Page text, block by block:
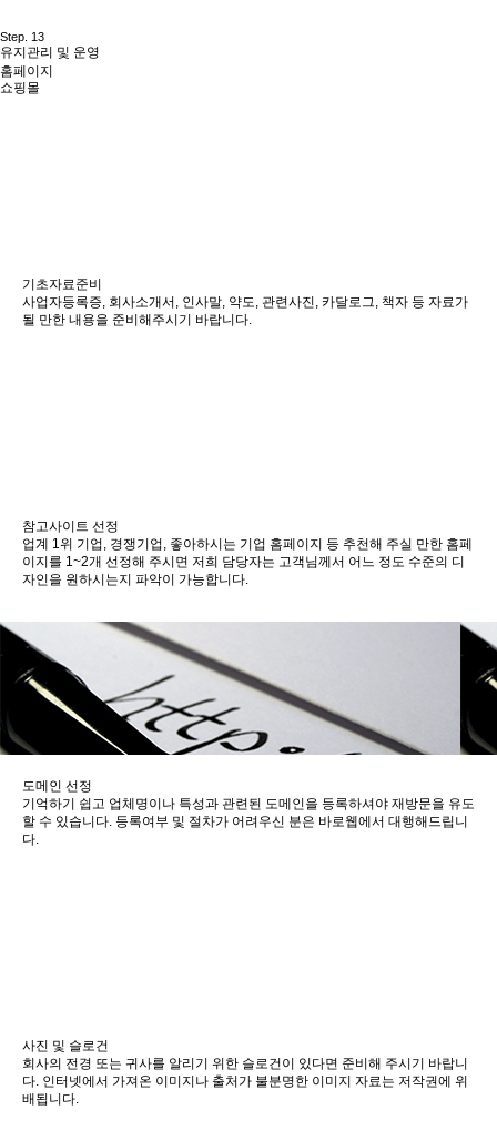
Step. 13
유지관리 및 운영
홈페이지
쇼핑몰
기초자료준비
사업자등록증, 회사소개서, 인사말, 약도, 관련사진, 카달로그, 책자 등 자료가
될 만한 내용을 준비해주시기 바랍니다.
참고사이트 선정
업계 1위 기업, 경쟁기업, 좋아하시는 기업 홈페이지 등 추천해 주실 만한 홈페
이지를 1~2개 선정해 주시면 저희 담당자는 고객님께서 어느 정도 수준의 디
자인을 원하시는지 파악이 가능합니다.
도메인 선정
기억하기 쉽고 업체명이나 특성과 관련된 도메인을 등록하셔야 재방문을 유도
할 수 있습니다. 등록여부 및 절차가 어려우신 분은 바로웹에서 대행해드립니
다.
사진 및 슬로건
회사의 전경 또는 귀사를 알리기 위한 슬로건이 있다면 준비해 주시기 바랍니
다. 인터넷에서 가져온 이미지나 출처가 불분명한 이미지 자료는 저작권에 위
배됩니다.